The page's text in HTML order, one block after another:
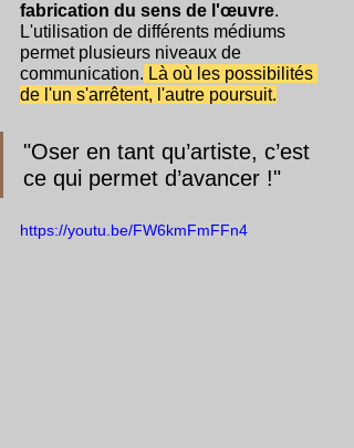
fabrication du sens de l'œuvre.
L'utilisation de différents médiums
permet plusieurs niveaux de
communication. Là où les possibilités
de l'un s'arrêtent, l'autre poursuit.
"Oser en tant qu’artiste, c’est
ce qui permet d’avancer !"
https://youtu.be/FW6kmFmFFn4